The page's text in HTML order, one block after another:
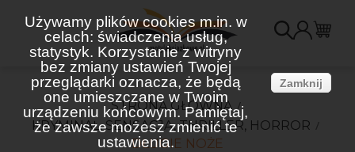
Używamy plików cookies m.in. w
celach: świadczenia usług,
statystyk. Korzystanie z witryny
bez zmiany ustawień Twojej
przeglądarki oznacza, że będą
one umieszczane w Twoim
urządzeniu końcowym. Pamiętaj,
że zawsze możesz zmienić te
ustawienia.
Zamknij
STRONA GŁÓWNA
KRYMINAŁ, SENSACJA, THRILLER, HORROR
DŁUGIE NOŻE